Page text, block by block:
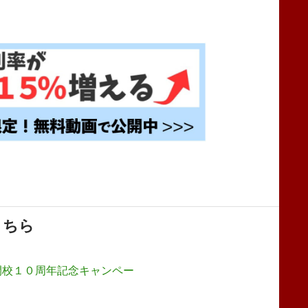
ら
１０周年記念キャンペー